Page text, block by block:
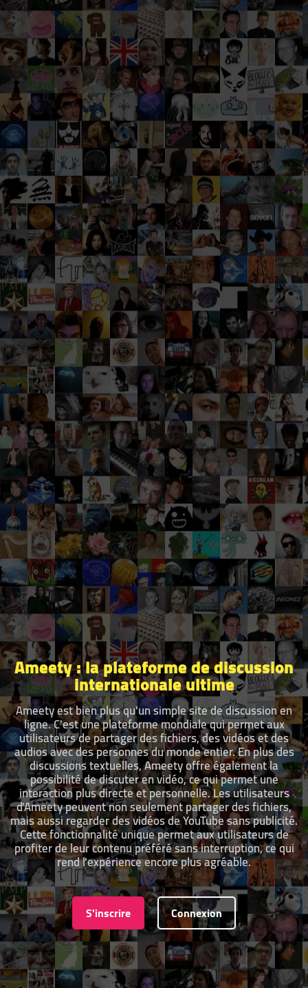
Ameety : la plateforme de discussion
internationale ultime
Ameety est bien plus qu'un simple site de discussion en
ligne. C'est une plateforme mondiale qui permet aux
utilisateurs de partager des fichiers, des vidéos et des
audios avec des personnes du monde entier. En plus des
discussions textuelles, Ameety offre également la
possibilité de discuter en vidéo, ce qui permet une
interaction plus directe et personnelle. Les utilisateurs
d'Ameety peuvent non seulement partager des fichiers,
mais aussi regarder des vidéos de YouTube sans publicité.
Cette fonctionnalité unique permet aux utilisateurs de
profiter de leur contenu préféré sans interruption, ce qui
rend l'expérience encore plus agréable.
S'inscrire Connexion